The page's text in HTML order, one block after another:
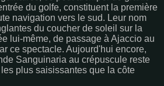
du golfe, constituent la première
navigation vers le sud. Leur nom
du coucher de soleil sur la
lui-même, de passage à Ajaccio au
ce spectacle. Aujourd'hui encore,
Sanguinaria au crépuscule reste
plus saisissantes que la côte